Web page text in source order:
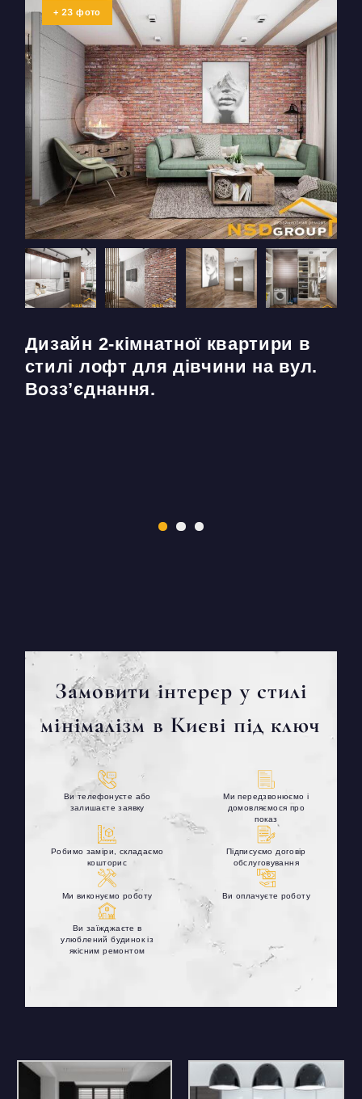
+ 23 фото
Дизайн 2-кімнатної квартири в
стилі лофт для дівчини на вул.
Возз’єднання.
Замовити інтерєр у стилі
мінімалізм в Києві під ключ
Ви телефонуєте або
залишаєте заявку
Ми передзвонюємо і
домовляємося про
показ
Робимо заміри, складаємо
кошторис
Підписуємо договір
обслуговування
Ми виконуємо роботу Ви оплачуєте роботу
Ви заїжджаєте в
улюблений будинок із
якісним ремонтом